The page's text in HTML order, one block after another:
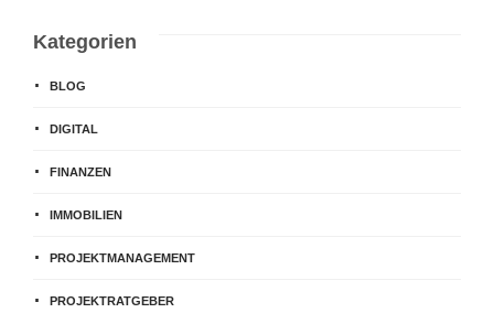
Kategorien
BLOG
DIGITAL
FINANZEN
IMMOBILIEN
PROJEKTMANAGEMENT
PROJEKTRATGEBER